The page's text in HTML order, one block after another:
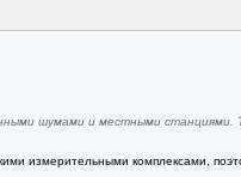
шумами и местными станциями.
измерительными комплексами,